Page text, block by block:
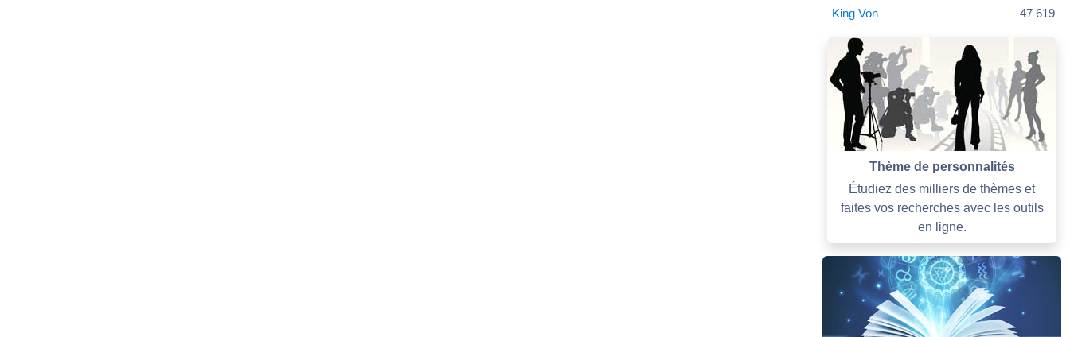
King Von 47 619
Thème de personnalités
Étudiez des milliers de thèmes et
faites vos recherches avec les outils
en ligne.